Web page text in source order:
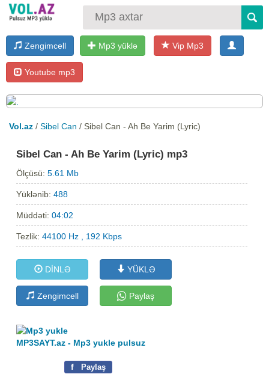
Zengimcell Mp3 yüklə Vip Mp3
Youtube mp3
Vol.az / Sibel Can / Sibel Can - Ah Be Yarim (Lyric)
Sibel Can - Ah Be Yarim (Lyric) mp3
Ölçüsü:5.61 Mb
Yüklənib:488
Müddəti:04:02
Tezlik:44100 Hz , 192 Kbps
DİNLƏ YÜKLƏ
Zengimcell Paylaş
MP3SAYT.az - Mp3 yukle pulsuz
f Paylaş